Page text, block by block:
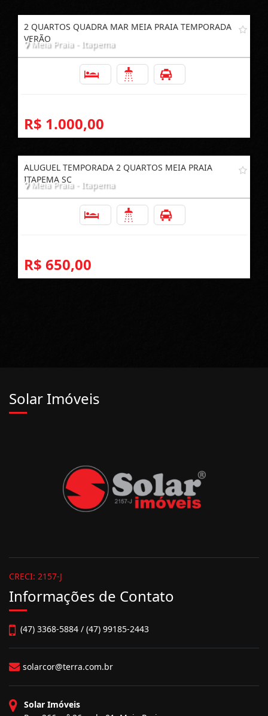
2 QUARTOS QUADRA MAR MEIA PRAIA TEMPORADA
VERÃO
Meia Praia - Itapema
R$ 1.000,00
ALUGUEL TEMPORADA 2 QUARTOS MEIA PRAIA
ITAPEMA SC
Meia Praia - Itapema
R$ 650,00
Solar Imóveis
CRECI: 2157-J
Informações de Contato
(47) 3368-5884 / (47) 99185-2443
solarcor@terra.com.br
Solar Imóveis